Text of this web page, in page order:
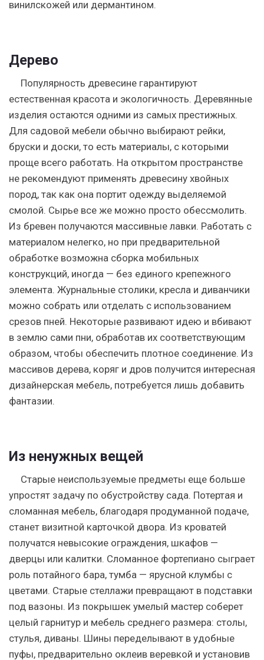
винилскожей или дермантином.
Дерево
Популярность древесине гарантируют
естественная красота и экологичность. Деревянные
изделия остаются одними из самых престижных.
Для садовой мебели обычно выбирают рейки,
бруски и доски, то есть материалы, с которыми
проще всего работать. На открытом пространстве
не рекомендуют применять древесину хвойных
пород, так как она портит одежду выделяемой
смолой. Сырье все же можно просто обессмолить.
Из бревен получаются массивные лавки. Работать с
материалом нелегко, но при предварительной
обработке возможна сборка мобильных
конструкций, иногда — без единого крепежного
элемента. Журнальные столики, кресла и диванчики
можно собрать или отделать с использованием
срезов пней. Некоторые развивают идею и вбивают
в землю сами пни, обработав их соответствующим
образом, чтобы обеспечить плотное соединение. Из
массивов дерева, коряг и дров получится интересная
дизайнерская мебель, потребуется лишь добавить
фантазии.
Из ненужных вещей
Старые неиспользуемые предметы еще больше
упростят задачу по обустройству сада. Потертая и
сломанная мебель, благодаря продуманной подаче,
станет визитной карточкой двора. Из кроватей
получатся невысокие ограждения, шкафов —
дверцы или калитки. Сломанное фортепиано сыграет
роль потайного бара, тумба — ярусной клумбы с
цветами. Старые стеллажи превращают в подставки
под вазоны. Из покрышек умелый мастер соберет
целый гарнитур и мебель среднего размера: столы,
стулья, диваны. Шины переделывают в удобные
пуфы, предварительно оклеив веревкой и установив